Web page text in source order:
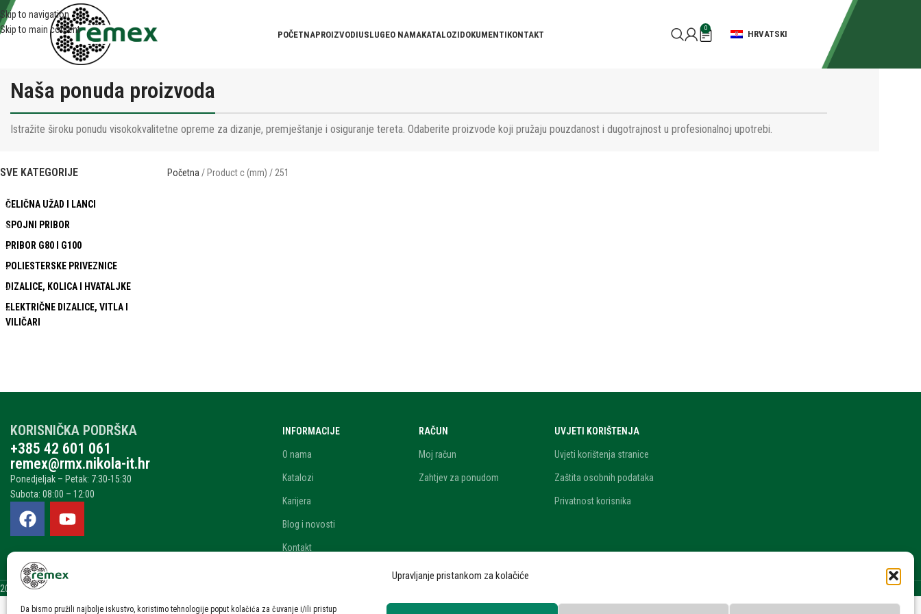
Upravljanje pristankom za kolačiće
Da bismo pružili najbolje iskustvo, koristimo tehnologije poput kolačića za čuvanje i/ili pristup
Skip to navigation
Skip to main content
POČETNAPROIZVODIUSLUGEO NAMAKATALOZIDOKUMENTIKONTAKT
0
HRVATSKI
Naša ponuda proizvoda
Istražite široku ponudu visokokvalitetne opreme za dizanje, premještanje i osiguranje tereta. Odaberite proizvode koji pružaju pouzdanost i dugotrajnost u profesionalnoj upotrebi.
SVE KATEGORIJE
ČELIČNA UŽAD I LANCI
SPOJNI PRIBOR
PRIBOR G80 I G100
POLIESTERSKE PRIVEZNICE
DIZALICE, KOLICA I HVATALJKE
ELEKTRIČNE DIZALICE, VITLA I
VILIČARI
Početna Product c (mm) 251
KORISNIČKA PODRŠKA
+385 42 601 061
remex@rmx.nikola-it.hr
Ponedjeljak – Petak: 7:30-15:30
Subota: 08:00 – 12:00
INFORMACIJE
O nama
Katalozi
Karijera
Blog i novosti
Kontakt
RAČUN
Moj račun
Zahtjev za ponudom
UVJETI KORIŠTENJA
Uvjeti korištenja stranice
Zaštita osobnih podataka
Privatnost korisnika
2025 © Remex.hr | Izrada web stranice: NikolaIT